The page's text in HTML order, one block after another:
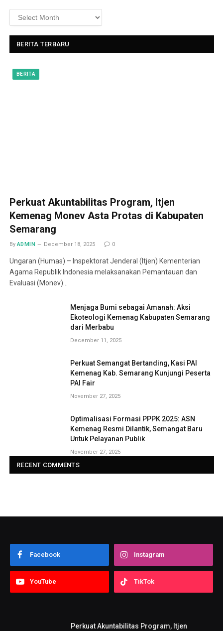
BERITA TERBARU
BERITA
Perkuat Akuntabilitas Program, Itjen
Kemenag Monev Asta Protas di Kabupaten
Semarang
By ADMIN December 18, 2025 0
Ungaran (Humas) – Inspektorat Jenderal (Itjen) Kementerian
Agama Republik Indonesia melaksanakan Pemantauan dan
Evaluasi (Monev)…
Menjaga Bumi sebagai Amanah: Aksi
Ekoteologi Kemenag Kabupaten Semarang
dari Merbabu
December 11, 2025
Perkuat Semangat Bertanding, Kasi PAI
Kemenag Kab. Semarang Kunjungi Peserta
PAI Fair
November 27, 2025
Optimalisasi Formasi PPPK 2025: ASN
Kemenag Resmi Dilantik, Semangat Baru
Untuk Pelayanan Publik
November 27, 2025
RECENT COMMENTS
Facebook Instagram
YouTube TikTok
Perkuat Akuntabilitas Program, Itjen